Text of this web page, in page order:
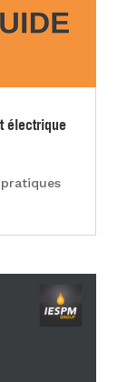
électrique